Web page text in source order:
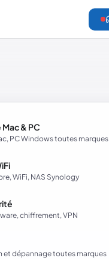
& PC
PC Windows toutes marques
WiFi, NAS Synology
chiffrement, VPN
et dépannage toutes marques